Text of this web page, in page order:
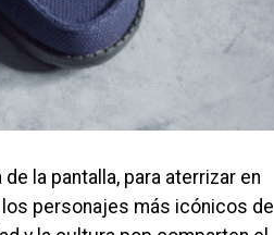
la pantalla, para aterrizar en
los personajes más icónicos de